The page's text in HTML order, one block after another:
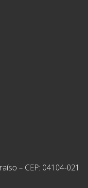
– CEP: 04104-021